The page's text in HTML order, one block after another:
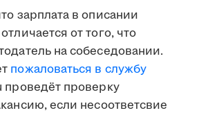
зарплата в описании
от того, что
на собеседовании.
пожаловаться в службу
проведёт проверку
если несоответсвие